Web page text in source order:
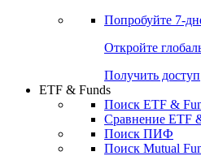
Попробуйте 7-
Откройте
Получить доступ
ETF & Funds
Поиск ETF &
Сравнение ETF
Поиск ПИФ
Поиск Mutual